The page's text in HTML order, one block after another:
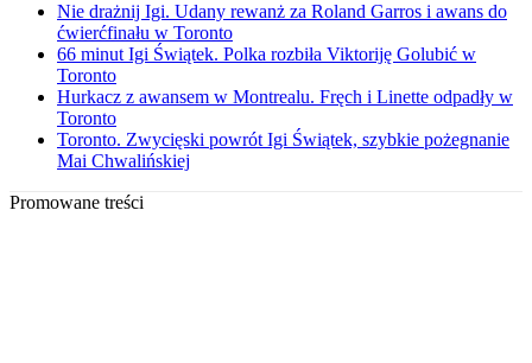
Nie drażnij Igi. Udany rewanż za Roland Garros i awans do
ćwierćfinału w Toronto
66 minut Igi Świątek. Polka rozbiła Viktoriję Golubić w
Toronto
Hurkacz z awansem w Montrealu. Fręch i Linette odpadły w
Toronto
Toronto. Zwycięski powrót Igi Świątek, szybkie pożegnanie
Mai Chwalińskiej
Promowane treści